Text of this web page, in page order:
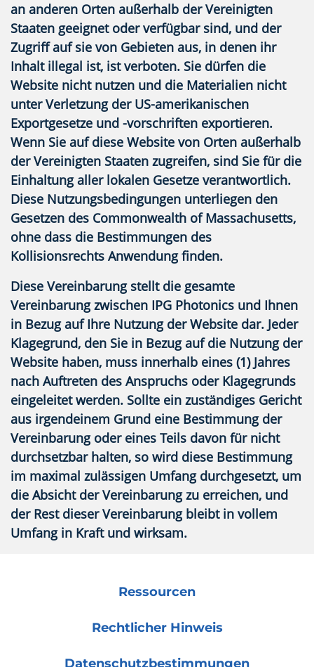
an anderen Orten außerhalb der Vereinigten
Staaten geeignet oder verfügbar sind, und der
Zugriff auf sie von Gebieten aus, in denen ihr
Inhalt illegal ist, ist verboten. Sie dürfen die
Website nicht nutzen und die Materialien nicht
unter Verletzung der US-amerikanischen
Exportgesetze und -vorschriften exportieren.
Wenn Sie auf diese Website von Orten außerhalb
der Vereinigten Staaten zugreifen, sind Sie für die
Einhaltung aller lokalen Gesetze verantwortlich.
Diese Nutzungsbedingungen unterliegen den
Gesetzen des Commonwealth of Massachusetts,
ohne dass die Bestimmungen des
Kollisionsrechts Anwendung finden.
Diese Vereinbarung stellt die gesamte
Vereinbarung zwischen IPG Photonics und Ihnen
in Bezug auf Ihre Nutzung der Website dar. Jeder
Klagegrund, den Sie in Bezug auf die Nutzung der
Website haben, muss innerhalb eines (1) Jahres
nach Auftreten des Anspruchs oder Klagegrunds
eingeleitet werden. Sollte ein zuständiges Gericht
aus irgendeinem Grund eine Bestimmung der
Vereinbarung oder eines Teils davon für nicht
durchsetzbar halten, so wird diese Bestimmung
im maximal zulässigen Umfang durchgesetzt, um
die Absicht der Vereinbarung zu erreichen, und
der Rest dieser Vereinbarung bleibt in vollem
Umfang in Kraft und wirksam.
Ressourcen
Rechtlicher Hinweis
Datenschutzbestimmungen